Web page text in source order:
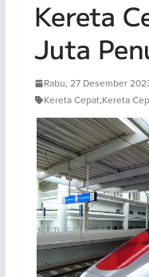
Kereta
Juta
Rabu, 27 Desember
Kereta Cepat,Kereta